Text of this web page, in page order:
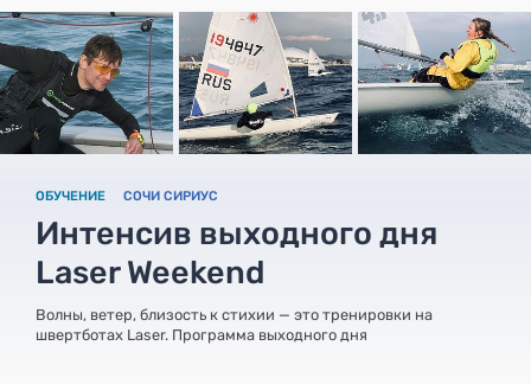
ОБУЧЕНИЕ СОЧИ СИРИУС
Интенсив выходного дня
Laser Weekend
Волны, ветер, близость к стихии — это тренировки на
швертботах Laser. Программа выходного дня